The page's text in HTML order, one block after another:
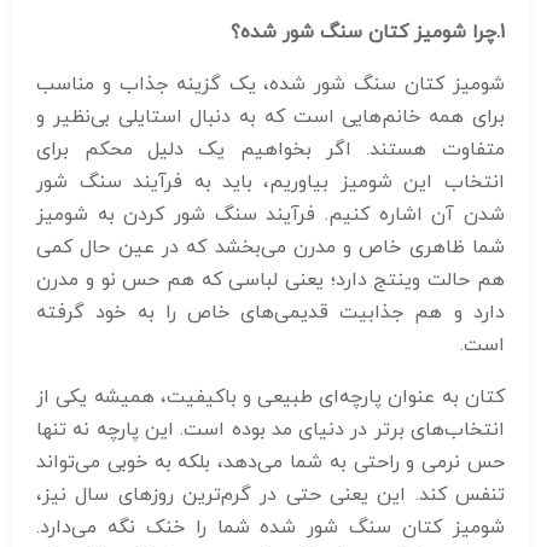
1.چرا شومیز کتان سنگ شور شده؟
شومیز کتان سنگ شور شده، یک گزینه جذاب و مناسب
برای همه خانم‌هایی است که به دنبال استایلی بی‌نظیر و
متفاوت هستند. اگر بخواهیم یک دلیل محکم برای
انتخاب این شومیز بیاوریم، باید به فرآیند سنگ شور
شدن آن اشاره کنیم. فرآیند سنگ شور کردن به شومیز
شما ظاهری خاص و مدرن می‌بخشد که در عین حال کمی
هم حالت وینتج دارد؛ یعنی لباسی که هم حس نو و مدرن
دارد و هم جذابیت قدیمی‌های خاص را به خود گرفته
است.
کتان به عنوان پارچه‌ای طبیعی و باکیفیت، همیشه یکی از
انتخاب‌های برتر در دنیای مد بوده است. این پارچه نه تنها
حس نرمی و راحتی به شما می‌دهد، بلکه به خوبی می‌تواند
تنفس کند. این یعنی حتی در گرم‌ترین روزهای سال نیز،
شومیز کتان سنگ شور شده شما را خنک نگه می‌دارد.